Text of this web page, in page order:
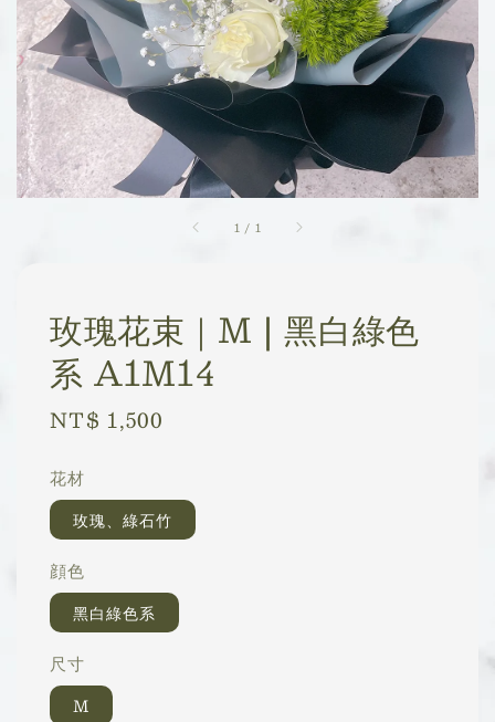
1 / 1
玫瑰花束｜M | 黑白綠色
系 A1M14
Regular
NT$ 1,500
花材
玫瑰、綠石竹
顔色
黑白綠色系
尺寸
M